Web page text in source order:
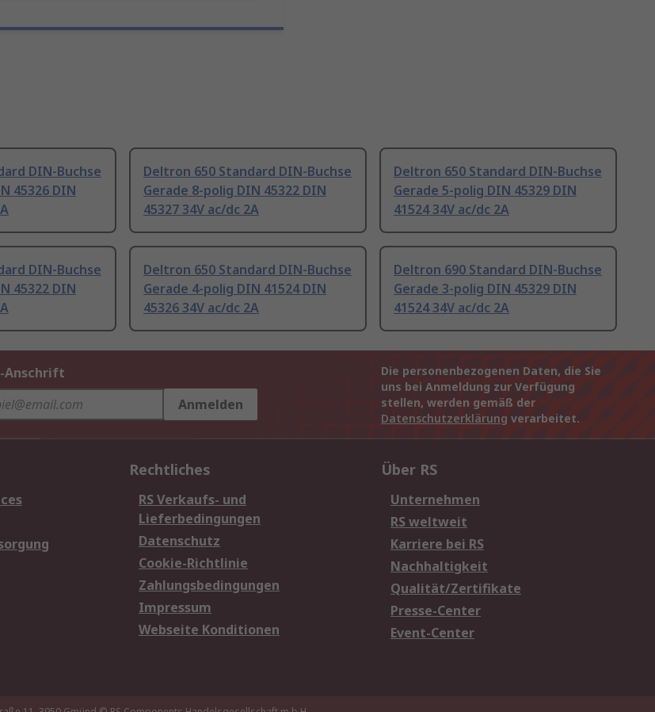
DIN-Buchse
45326 DIN
Deltron 650 Standard DIN-Buchse
Gerade 8-polig DIN 45322 DIN
45327 34V ac/dc 2A
Deltron 650 Standard DIN-Buchse
Gerade 5-polig DIN 45329 DIN
41524 34V ac/dc 2A
DIN-Buchse
45322 DIN
Deltron 650 Standard DIN-Buchse
Gerade 4-polig DIN 41524 DIN
45326 34V ac/dc 2A
Deltron 690 Standard DIN-Buchse
Gerade 3-polig DIN 45329 DIN
41524 34V ac/dc 2A
Anschrift
Anmelden
Die personenbezogenen Daten, die Sie
uns bei Anmeldung zur Verfügung
stellen, werden gemäß der
Datenschutzerklärung verarbeitet.
Rechtliches
RS Verkaufs- und
Lieferbedingungen
Datenschutz
Cookie-Richtlinie
Zahlungsbedingungen
Impressum
Webseite Konditionen
Über RS
Unternehmen
RS weltweit
Karriere bei RS
Nachhaltigkeit
Qualität/Zertifikate
Presse-Center
Event-Center